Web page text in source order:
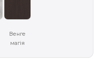
Венге
магія